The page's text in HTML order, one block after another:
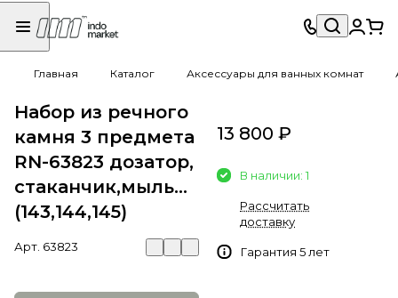
Главная Каталог Аксессуары для ванных комнат
Набор из речного
камня 3 предмета
RN-63823 дозатор,
стаканчик,мыльница)
(143,144,145)
Арт. 63823
13 800 ₽
В наличии: 1
Рассчитать
доставку
Гарантия 5 лет